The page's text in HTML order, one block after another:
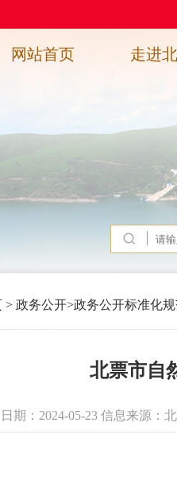
网站首页 走进
> 政务公开>政务公开标准化
北票市自
期：2024-05-23 信息来源：